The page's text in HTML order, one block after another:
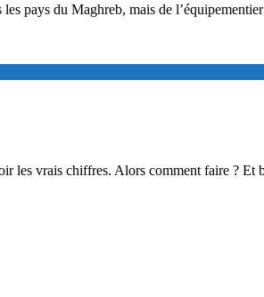
pays du Maghreb, mais de
les vrais chiffres. Alors comment faire ?